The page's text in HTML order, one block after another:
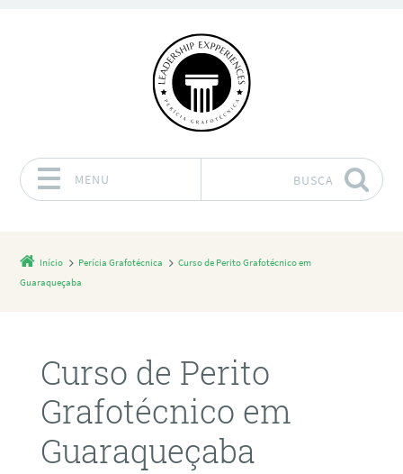
MENU BUSCA
Início Perícia Grafotécnica
Curso de Perito Grafotécnico em
Guaraqueçaba
Curso de Perito
Grafotécnico em
Guaraqueçaba